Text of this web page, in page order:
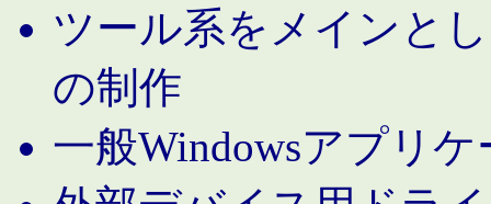
ツール系をメインと
の制作
一般Windowsアプリ